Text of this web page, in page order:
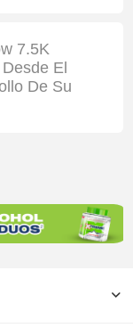
7.5K
El
De Su